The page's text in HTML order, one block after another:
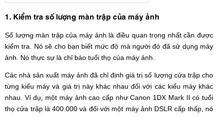
1. Kiểm tra số lượng màn trập của máy ảnh
Số lượng màn trập của máy ảnh là điều quan trọng nhất cần được
kiểm tra. Nó sẽ cho bạn biết mức độ mà người đó đã sử dụng máy
ảnh. Nó thực sự là chỉ báo tuổi thọ của máy ảnh.
Các nhà sản xuất máy ảnh đã chỉ định giá trị số lượng cửa trập cho
từng kiểu máy và giá trị này khác nhau đối với các kiểu máy khác
nhau. Ví dụ, một máy ảnh cao cấp như Canon 1DX Mark II có tuổi
thọ cửa trập là 400.000 và đối với một máy ảnh DSLR cấp thấp, nó